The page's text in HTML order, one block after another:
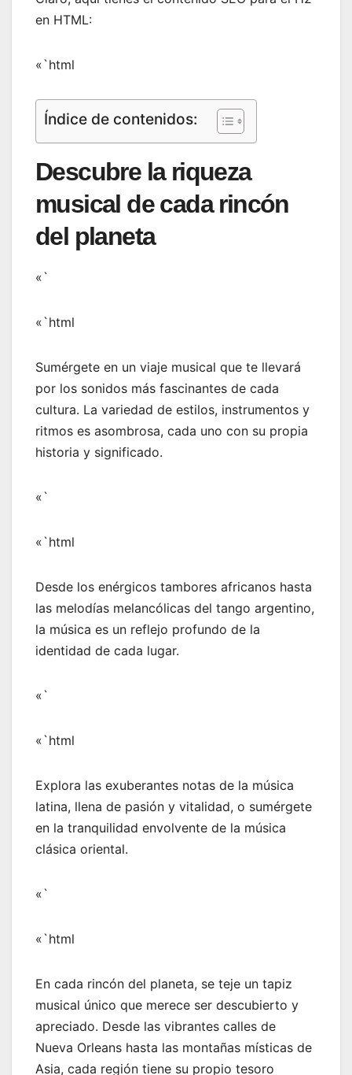
en HTML:
«`html
Índice de contenidos:
Descubre la riqueza
musical de cada rincón
del planeta
«`
«`html
Sumérgete en un viaje musical que te llevará
por los sonidos más fascinantes de cada
cultura. La variedad de estilos, instrumentos y
ritmos es asombrosa, cada uno con su propia
historia y significado.
«`
«`html
Desde los enérgicos tambores africanos hasta
las melodías melancólicas del tango argentino,
la música es un reflejo profundo de la
identidad de cada lugar.
«`
«`html
Explora las exuberantes notas de la música
latina, llena de pasión y vitalidad, o sumérgete
en la tranquilidad envolvente de la música
clásica oriental.
«`
«`html
En cada rincón del planeta, se teje un tapiz
musical único que merece ser descubierto y
apreciado. Desde las vibrantes calles de
Nueva Orleans hasta las montañas místicas de
Asia, cada región tiene su propio tesoro